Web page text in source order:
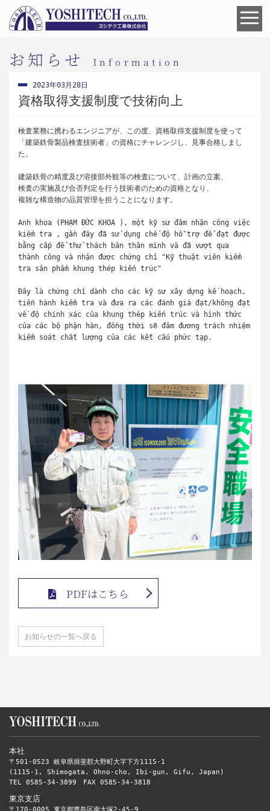
お知らせ Information
2023年03月28日
資格取得支援制度で技術向上
検査業務に携わるエンジニアが、この度、資格取得支援制度を使って
「建築鉄骨製品検査技術者」の資格にチャレンジし、見事合格しまし
た。
建築鉄骨の精度及び溶接部外観等の検査について、計画の立案、
検査の実施及び合否判定を行う技術者のための資格となり、
複雑な構造物の品質管理を担うことになります。
Anh khoa (PHẠM ĐỨC KHOA ), một kỹ sư đảm nhận công việc
kiểm tra , gần đây đã sử dụng chế độ hỗ trợ để đạt được
bằng cấp để thử thách bản thân mình và đã vượt qua
thành công và nhận được chứng chỉ "Kỹ thuật viên kiểm
tra sản phẩm khung thép kiến trúc"
Đây là chứng chỉ dành cho các kỹ sư xây dựng kế hoạch,
tiến hành kiểm tra và đưa ra các đánh giá đạt/không đạt
về độ chính xác của khung thép kiến trúc và hình thức
của các bộ phận hàn, đồng thời sẽ đảm đương trách nhiệm
kiểm soát chất lượng của các kết cấu phức tạp.
PDFはこちら
お知らせの一覧へ戻る
本社
〒501-0523 岐阜県揖斐郡大野町大字下方1115-1
(1115-1, Shimogata, Ohno-cho, Ibi-gun, Gifu, Japan)
TEL 0585-34-3899 FAX 0585-34-3818
東京支店
〒170-0005 東京都豊島区南大塚2-45-9